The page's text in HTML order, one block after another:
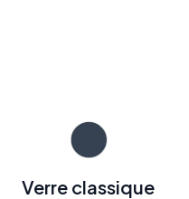
Verre classique